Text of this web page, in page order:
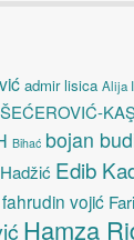
admir lisica Alija
Bihać bojan
Edib
fahrudin vojić
Hamza